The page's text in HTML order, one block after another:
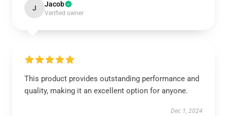
J Jacob
Verified owner
This product provides outstanding performance and
quality, making it an excellent option for anyone.
Dec 1, 2024